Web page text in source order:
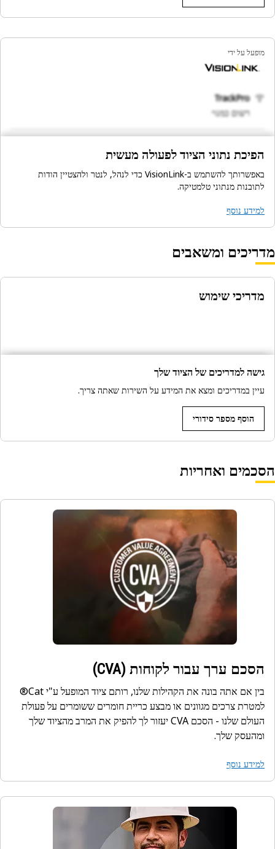
מופעל על ידי
TrackPro
רשום כמנוי
הפיכת נתוני הציוד לפעולה מעשית
באפשרותך להשתמש ב-VisionLink כדי לנהל, לנטר ולהצטיין הודות
לתובנות מנתוני טלמטיקה.
למידע נוסף
מדריכים ומשאבים
מדריכי שימוש
גישה למדריכים של הציוד שלך
עיין במדריכים ומצא את המידע על השירות שאתה צריך.
הוסף מספר סידורי
הסכמים ואחריות
הסכם ערך עבור לקוחות (CVA)
בין אם אתה בונה את הקהילות שלנו, רותם ציוד המופעל ע"י Cat®
למטרת צרכים מגוונים או מבצע כריית חומרים ששומרים על פעולת
העולם שלנו - הסכם CVA יעזור לך להפיק את המרב מהציוד שלך
ומהעסק שלך.
למידע נוסף